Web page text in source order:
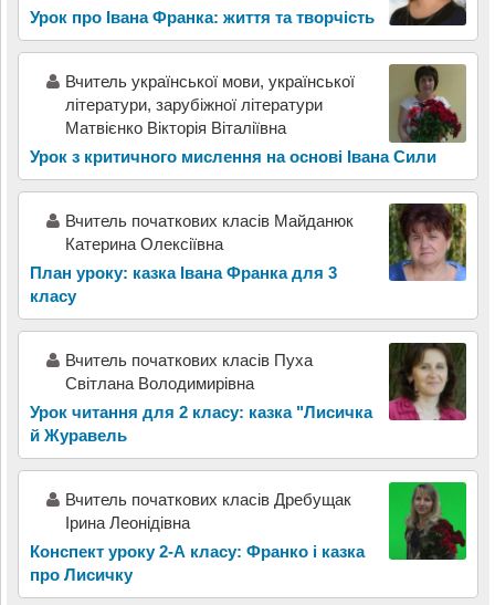
Урок про Івана Франка: життя та творчість
Вчитель української мови, української
літератури, зарубіжної літератури
Матвієнко Вікторія Віталіївна
Урок з критичного мислення на основі Івана Сили
Вчитель початкових класів Майданюк
Катерина Олексіївна
План уроку: казка Івана Франка для 3
класу
Вчитель початкових класів Пуха
Світлана Володимирівна
Урок читання для 2 класу: казка "Лисичка
й Журавель
Вчитель початкових класів Дребущак
Ірина Леонідівна
Конспект уроку 2-А класу: Франко і казка
про Лисичку